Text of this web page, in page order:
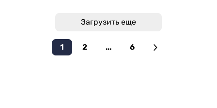
Загрузить еще
1 2 ... 6